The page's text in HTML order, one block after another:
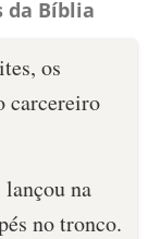
da Bíblia
os
carcereiro
na
no tronco.